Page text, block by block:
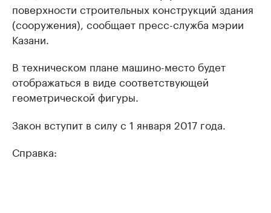
поверхности строительных конструкций здания
(сооружения), сообщает пресс-служба мэрии
Казани.
В техническом плане машино-место будет
отображаться в виде соответствующей
геометрической фигуры.
Закон вступит в силу с 1 января 2017 года.
Справка: